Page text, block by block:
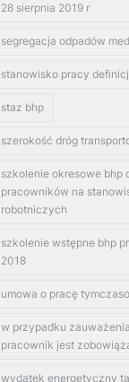
28 sierpnia 2019 r
segregacja odpadów
stanowisko pracy
staz bhp
szerokość dróg
szkolenie okresowe bhp
pracowników na
robotniczych
szkolenie wstępne bhp
2018
umowa o pracę
w przypadku
pracownik jest
wydatek energetyczny